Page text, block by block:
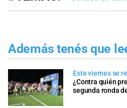
Además tenés que
Este viernes se
¿Contra quién
segunda ronda